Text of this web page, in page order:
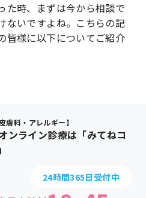
た時、まずは今から相談で
ないですよね。こちらの記
皆様に以下についてご紹介
膚科・アレルギー】
ンライン診療は「みてねコ
24時間365日受付中